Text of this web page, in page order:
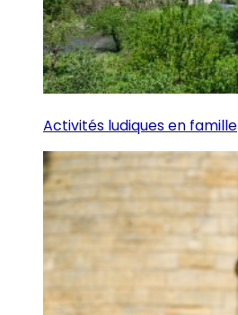
Activités ludiques en famille